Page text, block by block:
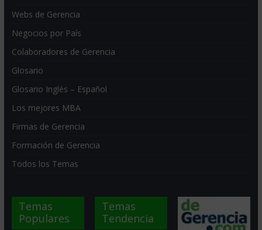
Webs de Gerencia
Negocios por País
Colaboradores de Gerencia
Glosario
Glosario Inglés – Español
Los mejores MBA
Firmas de Gerencia
Formación de Gerencia
Todos los Temas
Temas
Populares
Temas
Tendencia